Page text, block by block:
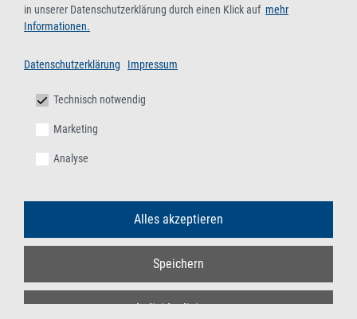
in unserer Datenschutzerklärung durch einen Klick auf mehr
Informationen.
Datenschutzerklärung Impressum
Technisch notwendig
Marketing
Analyse
Alles akzeptieren
Speichern
Individualisieren